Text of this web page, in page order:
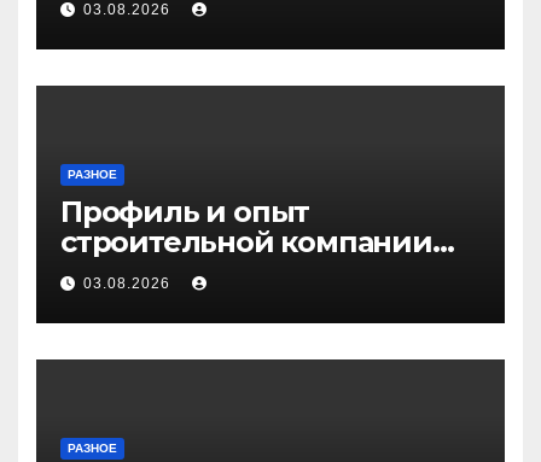
03.08.2026
РАЗНОЕ
Профиль и опыт
строительной компании
Медичи
03.08.2026
РАЗНОЕ